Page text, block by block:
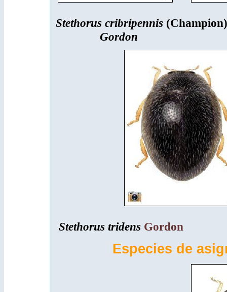
Stethorus cribripennis (Champion)
Gordon
Stethorus tridens Gordon
Especies de